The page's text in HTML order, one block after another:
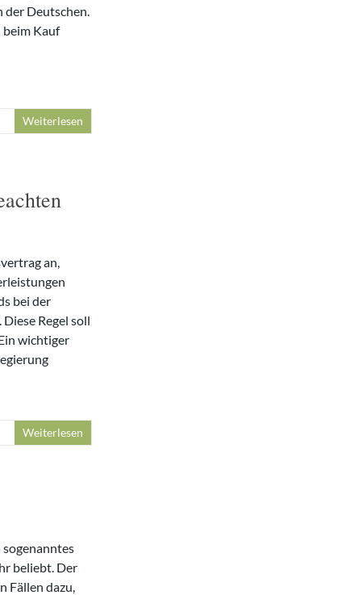
Deutschen.
beim Kauf
Weiterlesen
an,
bei der
Regel soll
wichtiger
Weiterlesen
beliebt. Der
Fällen dazu,